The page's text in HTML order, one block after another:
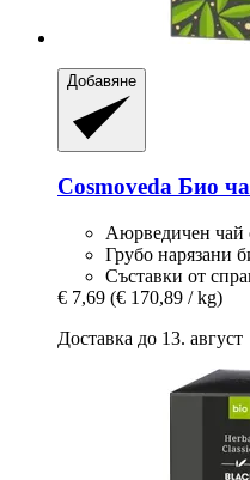
Добавяне
Cosmoveda Био
Аюрведичен чай
Грубо нарязани
Съставки от
€ 7,69 (€ 170,89 / kg)
Доставка до 13. август